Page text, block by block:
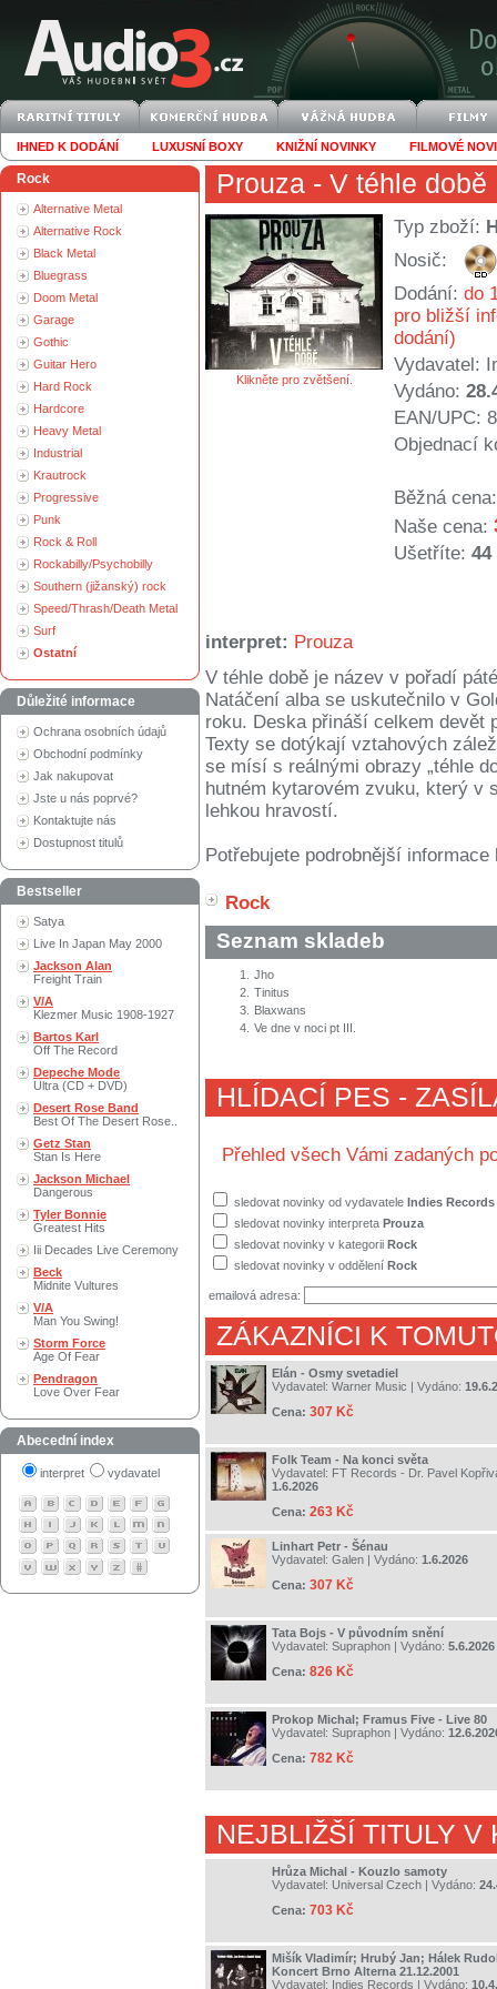
IHNED K DODÁNÍ LUXUSNÍ BOXY KNIŽNÍ NOVINKY FILMOVÉ
Rock
Alternative Metal
Alternative Rock
Black Metal
Bluegrass
Doom Metal
Garage
Gothic
Guitar Hero
Hard Rock
Hardcore
Heavy Metal
Industrial
Krautrock
Progressive
Punk
Rock & Roll
Rockabilly/Psychobilly
Southern (jižanský) rock
Speed/Thrash/Death Metal
Surf
Ostatní
Důležité informace
Ochrana osobních údajů
Obchodní podmínky
Jak nakupovat
Jste u nás poprvé?
Kontaktujte nás
Dostupnost titulů
Bestseller
Satya
Live In Japan May 2000
Jackson Alan
Freight Train
V/A
Klezmer Music 1908-1927
Bartos Karl
Off The Record
Depeche Mode
Ultra (CD + DVD)
Desert Rose Band
Best Of The Desert Rose..
Getz Stan
Stan Is Here
Jackson Michael
Dangerous
Tyler Bonnie
Greatest Hits
Iii Decades Live Ceremony
Beck
Midnite Vultures
V/A
Man You Swing!
Storm Force
Age Of Fear
Pendragon
Love Over Fear
Abecední index
interpret vydavatel
Prouza - V téhle době
Klikněte pro zvětšení.
Typ zboží:
Nosič:
Dodání: do
pro bližší
dodání)
Vydavatel:
Vydáno:
EAN/UPC:
Objednací
Běžná cena:
Naše cena:
Ušetříte: 44
interpret: Prouza
V téhle době je název v pořadí
Natáčení alba se uskutečnilo v
roku. Deska přináší celkem devět
Texty se dotýkají vztahových
se mísí s reálnými obrazy „téhle
hutném kytarovém zvuku, který v
lehkou hravostí.
Potřebujete podrobnější
Rock
Seznam skladeb
1.
Jho
2. Tinitus
3.
Blaxwans
4. Ve dne v noci pt III.
HLÍDACÍ PES -
Přehled všech Vámi zadaných
sledovat novinky od vydavatele Indies Records
sledovat novinky interpreta Prouza
sledovat novinky v kategorii Rock
sledovat novinky v oddělení Rock
emailová adresa:
ZÁKAZNÍCI K
Elán - Osmy svetadiel
Vydavatel: Warner Music | Vydáno:
Cena: 307 Kč
Folk Team - Na konci světa
Vydavatel: FT Records - Dr. Pavel
1.6.2026
Cena: 263 Kč
Linhart Petr - Šénau
Vydavatel: Galen | Vydáno: 1.6.2026
Cena: 307 Kč
Tata Bojs - V původním snění
Vydavatel: Supraphon | Vydáno: 5.6.2026
Cena: 826 Kč
Prokop Michal; Framus Five - Live 80
Vydavatel: Supraphon | Vydáno:
Cena: 782 Kč
NEJBLIŽŠÍ TITULY V
Hrůza Michal - Kouzlo samoty
Vydavatel: Universal Czech | Vydáno:
Cena: 703 Kč
Mišík Vladimír; Hrubý Jan; Hálek
Koncert Brno Alterna 21.12.2001
Vydavatel: Indies Records | Vydáno: